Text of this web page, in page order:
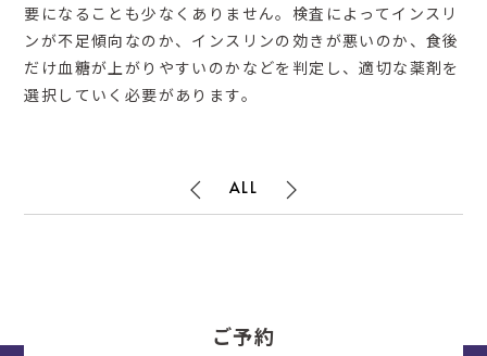
要になることも少なくありません。検査によってインスリ
ンが不足傾向なのか、インスリンの効きが悪いのか、食後
だけ血糖が上がりやすいのかなどを判定し、適切な薬剤を
選択していく必要があります。
ALL
ご予約